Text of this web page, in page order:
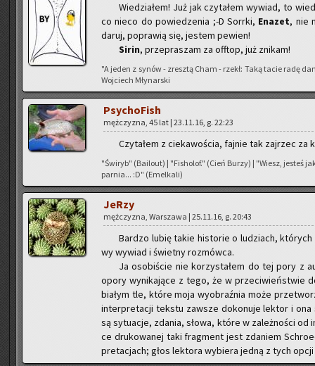
Wie­dzia­łem! Już jak czy­ta­łem wy­wiad, to
co nieco do po­wie­dze­nia ;-D Sor­r­ki, Ena­zet, nie
daruj, po­pra­wią się, je­stem pe­wien!
Sirin, prze­pra­szam za of­ftop, już zni­kam!
"A jeden z synów - zresz­tą Cham - rzekł: Taką tacie radę
Woj­ciech Mły­nar­ski
Psy­cho­Fish
męż­czy­zna, 45 lat | 23.11.16, g. 22:23
Czy­ta­łem z cie­ka­wo­ścia, faj­nie tak zaj­rzec za
"Świ­ryb" (Ba­ilo­ut) | "Fi­sho­lof." (Cień Burzy) | "Wiesz,
par­nia... :D" (Emel­ka­li)
JeRzy
męż­czy­zna, War­sza­wa | 25.11.16, g. 20:43
Bar­dzo lubię takie hi­sto­rie o lu­dziach,
wy wy­wiad i świet­ny roz­mów­ca.
Ja oso­bi­ście nie ko­rzy­sta­łem do tej pory z
opory wy­ni­ka­ją­ce z tego, że w prze­ci­wień­stwie
bia­łym tle, które moja wy­obraź­nia może
in­ter­pre­ta­cji tek­stu za­wsze do­ko­nu­je lek­tor i ona
są sy­tu­acje, zda­nia, słowa, które w za­leż­no­ści od
ce dru­ko­wa­nej taki frag­ment jest zda­niem
pre­ta­cjach; głos lek­to­ra wy­bie­ra jedną z tych opcji